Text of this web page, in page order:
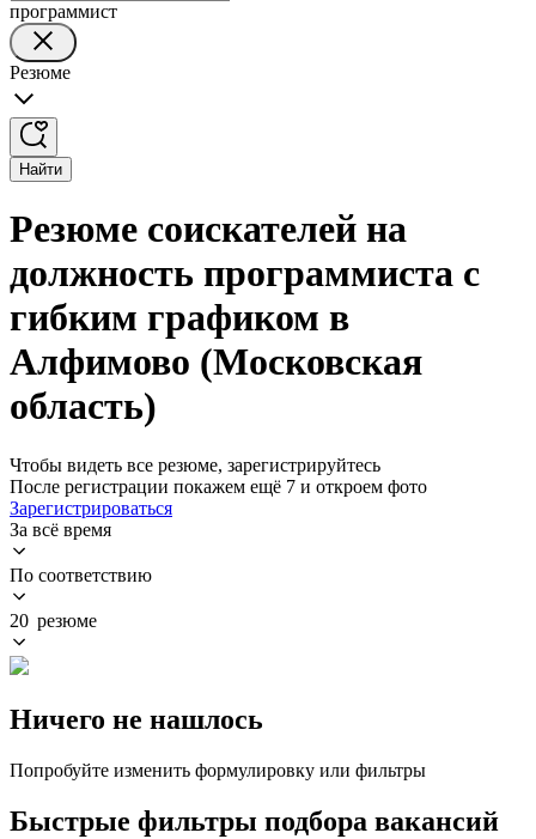
программист
Резюме
Найти
Резюме соискателей на
должность программиста с
гибким графиком в
Алфимово (Московская
область)
Чтобы видеть все резюме, зарегистрируйтесь
После регистрации покажем ещё 7 и откроем фото
Зарегистрироваться
За всё время
По соответствию
20 резюме
Ничего не нашлось
Попробуйте изменить формулировку или фильтры
Быстрые фильтры подбора вакансий